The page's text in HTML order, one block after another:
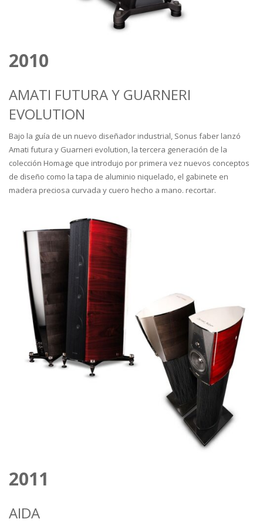
2010
AMATI FUTURA Y GUARNERI
EVOLUTION
Bajo la guía de un nuevo diseñador industrial, Sonus faber lanzó
Amati futura y Guarneri evolution, la tercera generación de la
colección Homage que introdujo por primera vez nuevos conceptos
de diseño como la tapa de aluminio niquelado, el gabinete en
madera preciosa curvada y cuero hecho a mano. recortar.
2011
AIDA